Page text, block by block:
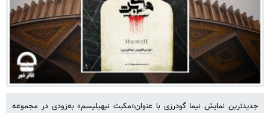
جدیدترین نمایش نیما گودرزی با عنوان«مکبث نیهیلیسم» به‌زودی در مجموعه